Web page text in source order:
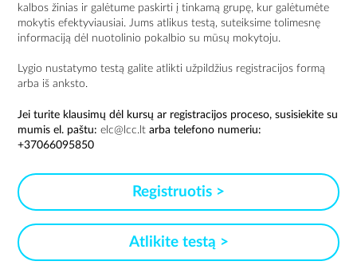
kalbos žinias ir galėtume paskirti į tinkamą grupę, kur galėtumėte
mokytis efektyviausiai. Jums atlikus testą, suteiksime tolimesnę
informaciją dėl nuotolinio pokalbio su mūsų mokytoju.
Lygio nustatymo testą galite atlikti užpildžius registracijos formą
arba iš anksto.
Jei turite klausimų dėl kursų ar registracijos proceso, susisiekite su
mumis el. paštu:elc@lcc.lt arba telefono numeriu:
+37066095850
Registruotis >
Atlikite testą >